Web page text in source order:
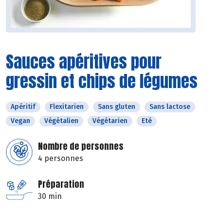
Sauces apéritives pour
gressin et chips de légumes
Apéritif Flexitarien Sans gluten
Sans lactose
Vegan
Végétalien Végétarien Eté
Nombre de personnes
4 personnes
Préparation
30 min